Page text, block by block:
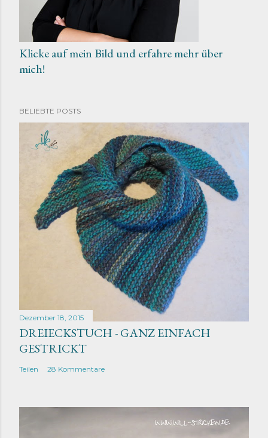
Klicke auf mein Bild und erfahre mehr über
mich!
BELIEBTE POSTS
Dezember 18, 2015
DREIECKSTUCH - GANZ EINFACH
GESTRICKT
Teilen 28 Kommentare